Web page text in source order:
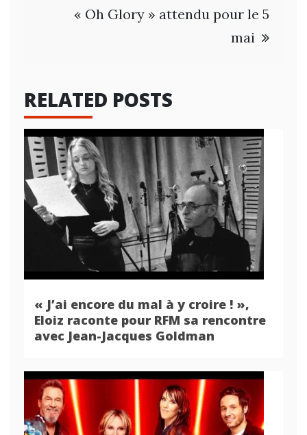
« Oh Glory » attendu pour le 5
mai
RELATED POSTS
« J’ai encore du mal à y croire ! »,
Eloiz raconte pour RFM sa rencontre
avec Jean-Jacques Goldman